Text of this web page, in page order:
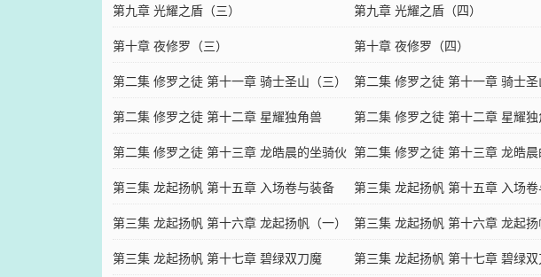
第九章 光耀之盾（三）
第九章 光耀之盾（四）
第十章 夜修罗（三）
第十章 夜修罗（四）
第二集 修罗之徒 第十一章 骑士圣山（三）
第二集 修罗之徒 第十一章 骑士圣
第二集 修罗之徒 第十二章 星耀独角兽
（三）
第二集 修罗之徒 第十二章 星耀
（四）
第二集 修罗之徒 第十三章 龙皓晨的坐骑伙
伴（三）
第二集 修罗之徒 第十三章 龙皓
伴（四）
第三集 龙起扬帆 第十五章 入场卷与装备
（一）
第三集 龙起扬帆 第十五章 入场
（二）
第三集 龙起扬帆 第十六章 龙起扬帆（一） 第三集 龙起扬帆 第十六章 龙起扬
第三集 龙起扬帆 第十七章 碧绿双刀魔
第三集 龙起扬帆 第十七章 碧绿